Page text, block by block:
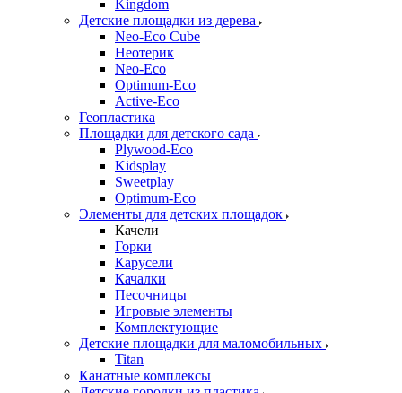
Kingdom
Детские площадки из дерева
Neo-Eco Cube
Неотерик
Neo-Eco
Оptimum-Еco
Active-Eco
Геопластика
Площадки для детского сада
Plywood-Eco
Kidsplay
Sweetplay
Оptimum-Еco
Элементы для детских площадок
Качели
Горки
Карусели
Качалки
Песочницы
Игровые элементы
Комплектующие
Детские площадки для маломобильных
Titan
Канатные комплексы